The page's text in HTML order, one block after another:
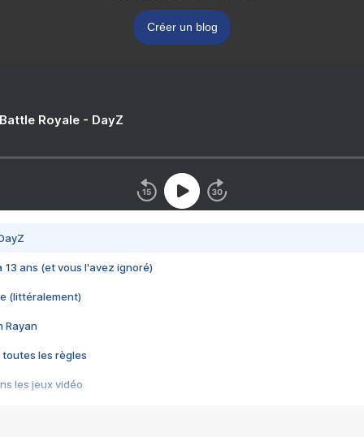
Créer un blog
Royale - DayZ
13 ans (et vous l'avez ignoré)
(littéralement)
Rayan
toutes les règles
les jeux vidéo